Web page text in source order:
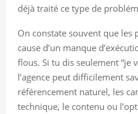
déjà traité ce type de
On constate souvent que les
cause d’un manque
flous. Si tu dis seulement “je
l’agence peut difficilement
référencement naturel, les
technique, le contenu ou